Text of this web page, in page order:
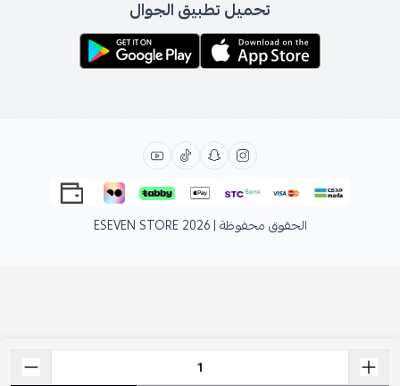
تحميل تطبيق الجوال
الحقوق محفوظة | 2026 ESEVEN STORE